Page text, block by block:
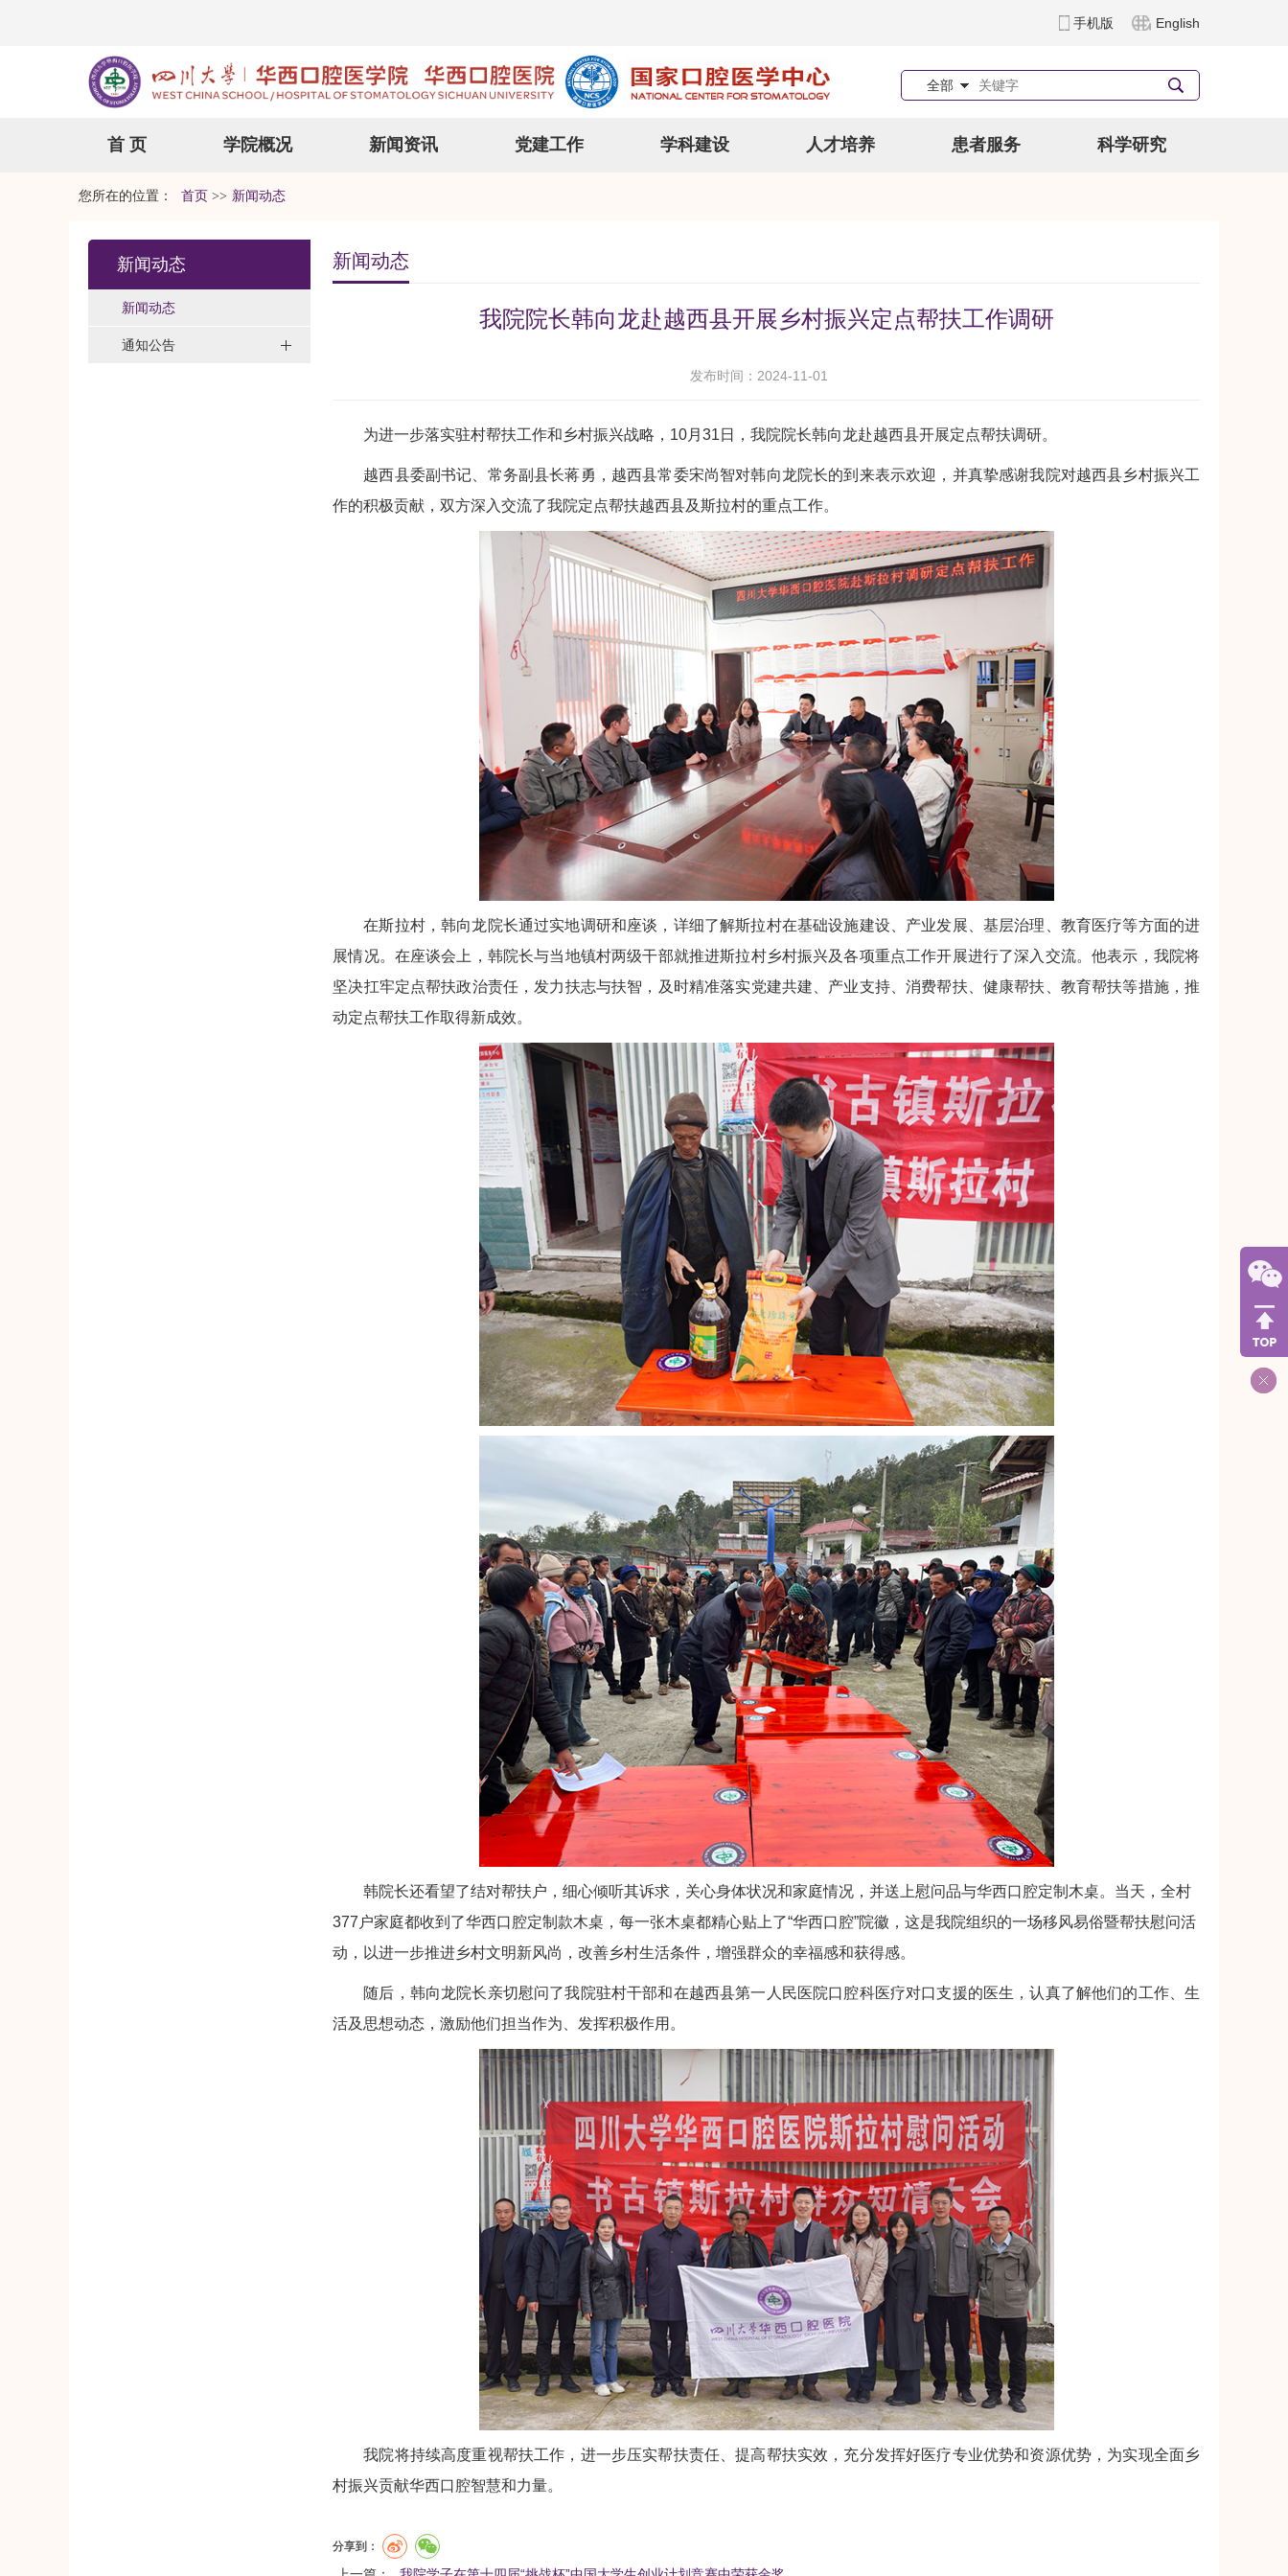
手机版 English
全部
首 页 学院概况 新闻资讯 党建工作 学科建设 人才培养 患者服务 科学研究
您所在的位置： 首页 >> 新闻动态
新闻动态
新闻动态
通知公告
新闻动态
我院院长韩向龙赴越西县开展乡村振兴定点帮扶工作调研
发布时间：2024-11-01
为进一步落实驻村帮扶工作和乡村振兴战略，10月31日，我院院长韩向龙赴越西县开展定点帮扶调研。
越西县委副书记、常务副县长蒋勇，越西县常委宋尚智对韩向龙院长的到来表示欢迎，并真挚感谢我院对越西县乡村振兴工
作的积极贡献，双方深入交流了我院定点帮扶越西县及斯拉村的重点工作。
在斯拉村，韩向龙院长通过实地调研和座谈，详细了解斯拉村在基础设施建设、产业发展、基层治理、教育医疗等方面的进
展情况。在座谈会上，韩院长与当地镇村两级干部就推进斯拉村乡村振兴及各项重点工作开展进行了深入交流。他表示，我院将
坚决扛牢定点帮扶政治责任，发力扶志与扶智，及时精准落实党建共建、产业支持、消费帮扶、健康帮扶、教育帮扶等措施，推
动定点帮扶工作取得新成效。
韩院长还看望了结对帮扶户，细心倾听其诉求，关心身体状况和家庭情况，并送上慰问品与华西口腔定制木桌。当天，全村
377户家庭都收到了华西口腔定制款木桌，每一张木桌都精心贴上了“华西口腔”院徽，这是我院组织的一场移风易俗暨帮扶慰问活
动，以进一步推进乡村文明新风尚，改善乡村生活条件，增强群众的幸福感和获得感。
随后，韩向龙院长亲切慰问了我院驻村干部和在越西县第一人民医院口腔科医疗对口支援的医生，认真了解他们的工作、生
活及思想动态，激励他们担当作为、发挥积极作用。
我院将持续高度重视帮扶工作，进一步压实帮扶责任、提高帮扶实效，充分发挥好医疗专业优势和资源优势，为实现全面乡
村振兴贡献华西口腔智慧和力量。
分享到：